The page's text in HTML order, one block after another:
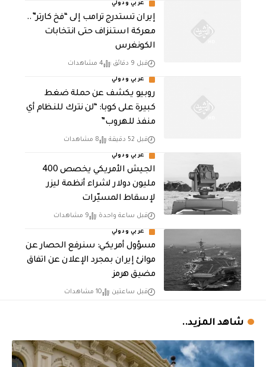
عربي ودولي
إيران تستدرج ترامب إلى “فخ كارتر”..
معركة استنزاف حتى انتخابات
الكونغرس
قبل 9 دقائق 4 مشاهدات
عربي ودولي
روبيو يكشف عن حملة ضغط
كبيرة على كوبا: “لن نترك للنظام أي
منفذ للهروب”
قبل 52 دقيقة 8 مشاهدات
عربي ودولي
الجيش الأمريكي يخصص 400
مليون دولار لشراء أنظمة ليزر
لإسقاط المسيّرات
قبل ساعة واحدة 9 مشاهدات
عربي ودولي
مسؤول أمريكي: سنرفع الحصار عن
موانئ إيران بمجرد الإعلان عن اتفاق
مضيق هرمز
قبل ساعتين 10 مشاهدات
شاهد المزيد..